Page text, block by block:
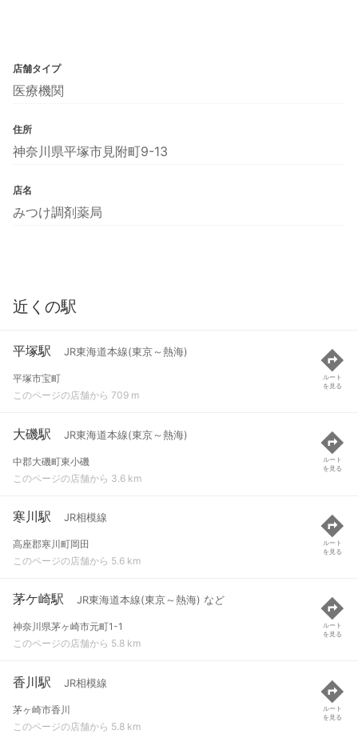
店舗タイプ
医療機関
住所
神奈川県平塚市見附町9-13
店名
みつけ調剤薬局
近くの駅
平塚駅 JR東海道本線(東京～熱海)
平塚市宝町
このページの店舗から 709 m
ルート
を見る
大磯駅 JR東海道本線(東京～熱海)
中郡大磯町東小磯
このページの店舗から 3.6 km
ルート
を見る
寒川駅 JR相模線
高座郡寒川町岡田
このページの店舗から 5.6 km
ルート
を見る
茅ケ崎駅 JR東海道本線(東京～熱海) など
神奈川県茅ヶ崎市元町1-1
このページの店舗から 5.8 km
ルート
を見る
香川駅 JR相模線
茅ヶ崎市香川
このページの店舗から 5.8 km
ルート
を見る